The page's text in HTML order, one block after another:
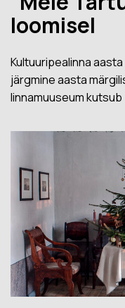
loomisel
Kultuuripealinna
järgmine aasta
linnamuuseum